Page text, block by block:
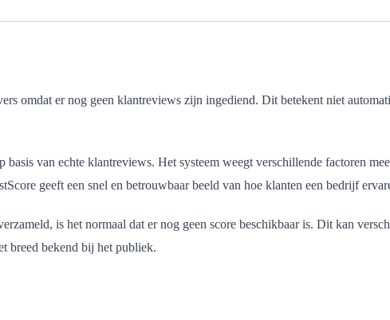
omdat er nog geen klantreviews zijn ingediend. Dit betekent niet
van echte klantreviews. Het systeem weegt verschillende factoren
geeft een snel en betrouwbaar beeld van hoe klanten een bedrijf
is het normaal dat er nog geen score beschikbaar is. Dit kan
breed bekend bij het publiek.